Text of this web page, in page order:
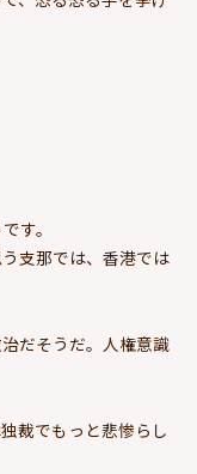
す。
支那では、香港では
だそうだ。人権意識
裁でもっと悲惨らし